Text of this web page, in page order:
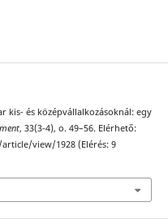
kis- és középvállalkozásoknál: egy
, 33(3-4), o. 49–56. Elérhető:
view/1928 (Elérés: 9